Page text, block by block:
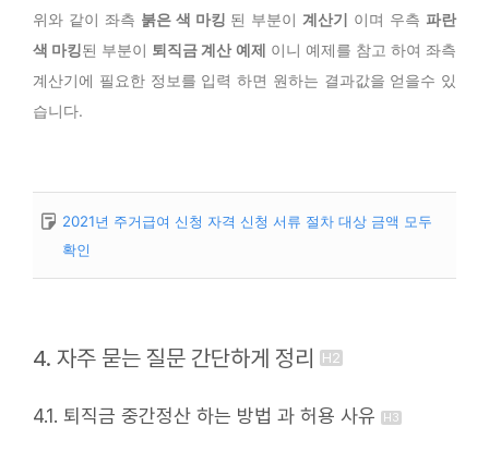
위와 같이 좌측 붉은 색 마킹 된 부분이계산기 이며 우측 파란
색 마킹된 부분이 퇴직금 계산 예제 이니 예제를 참고 하여 좌측
계산기에 필요한 정보를 입력 하면 원하는 결과값을 얻을수 있
습니다.
2021년 주거급여 신청 자격 신청 서류 절차 대상 금액 모두
확인
4. 자주 묻는 질문 간단하게 정리
4.1. 퇴직금 중간정산 하는 방법 과 허용 사유